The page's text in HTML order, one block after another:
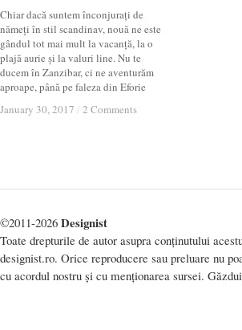
Chiar dacă suntem înconjurați de
nămeți în stil scandinav, nouă ne este
gândul tot mai mult la vacanță, la o
plajă aurie și la valuri line. Nu te
ducem în Zanzibar, ci ne aventurăm
aproape, până pe faleza din Eforie
January 30, 2017 / 2 Comments
January 30, 2017 / 2 Comments
©2011-2026 Designist
Toate drepturile de autor asupra conținutului
designist.ro. Orice reproducere sau preluare nu
cu acordul nostru și cu menționarea sursei.